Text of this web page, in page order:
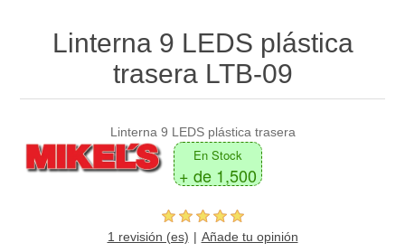
Linterna 9 LEDS plástica
trasera LTB-09
Linterna 9 LEDS plástica trasera
En Stock
+ de 1,500
1 revisión (es) Añade tu opinión